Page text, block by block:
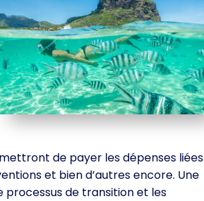
de payer les dépenses liées
et bien d’autres encore. Une
de transition et les